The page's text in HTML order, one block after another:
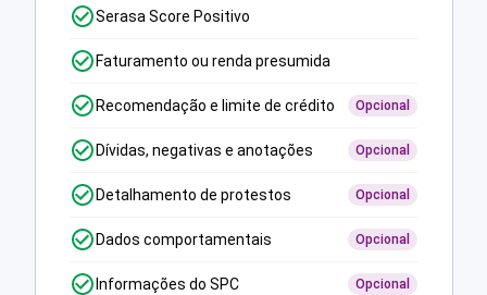
Serasa Score Positivo
Faturamento ou renda presumida
Recomendação e limite de crédito Opcional
Dívidas, negativas e anotações Opcional
Detalhamento de protestos Opcional
Dados comportamentais Opcional
Informações do SPC Opcional